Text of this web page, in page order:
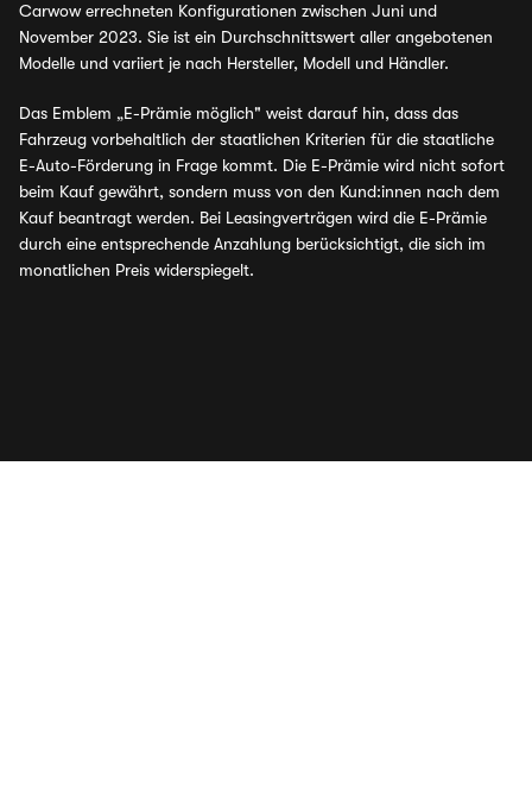
Carwow errechneten Konfigurationen zwischen Juni und
November 2023. Sie ist ein Durchschnittswert aller angebotenen
Modelle und variiert je nach Hersteller, Modell und Händler.
Das Emblem „E-Prämie möglich" weist darauf hin, dass das
Fahrzeug vorbehaltlich der staatlichen Kriterien für die staatliche
E-Auto-Förderung in Frage kommt. Die E-Prämie wird nicht sofort
beim Kauf gewährt, sondern muss von den Kund:innen nach dem
Kauf beantragt werden. Bei Leasingverträgen wird die E-Prämie
durch eine entsprechende Anzahlung berücksichtigt, die sich im
monatlichen Preis widerspiegelt.